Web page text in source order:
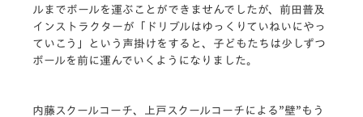
ルまでボールを運ぶことができませんでしたが、前田普及
インストラクターが「ドリブルはゆっくりていねいにやっ
ていこう」という声掛けをすると、子どもたちは少しずつ
ボールを前に運んでいくようになりました。
内藤スクールコーチ、上戸スクールコーチによる”壁”もう